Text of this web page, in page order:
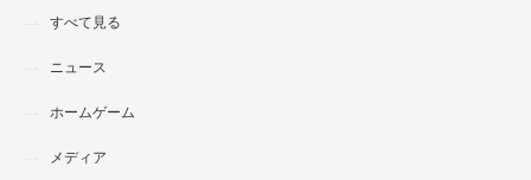
すべて見る
ニュース
ホームゲーム
メディア